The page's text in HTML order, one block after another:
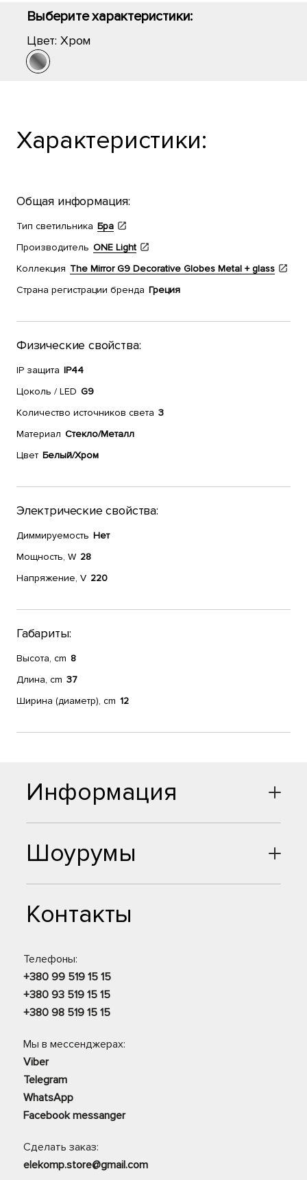
Выберите характеристики:
Цвет: Хром
Характеристики:
Общая информация:
Тип светильника Бра
Производитель ONE Light
Коллекция The Mirror G9 Decorative Globes Metal + glass
Страна регистрации бренда Греция
Физические свойства:
IP защита IP44
Цоколь / LED G9
Количество источников света 3
Материал Стекло/Металл
Цвет Белый/Хром
Электрические свойства:
Диммируемость Нет
Мощность, W 28
Напряжение, V 220
Габариты:
Высота, cm 8
Длина, cm 37
Ширина (диаметр), cm 12
Шоурумы
Контакты
Телефоны:
+380 99 519 15 15
+380 93 519 15 15
+380 98 519 15 15
Мы в мессенджерах:
Viber
Telegram
WhatsApp
Facebook messanger
Сделать заказ:
elekomp.store@gmail.com
Информация